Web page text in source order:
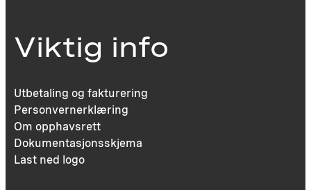
Viktig info
Utbetaling og fakturering
Personvernerklæring
Om opphavsrett
Dokumentasjonsskjema
Last ned logo